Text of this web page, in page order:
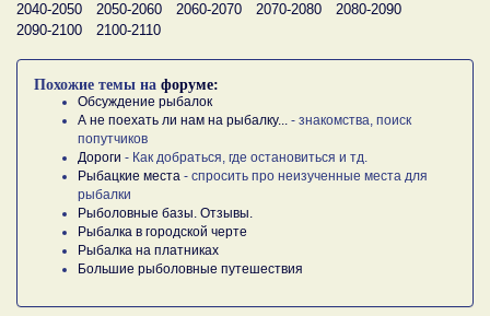
2040-2050
2050-2060 2060-2070 2070-2080
2080-2090
2090-2100
2100-2110
Похожие темы на форуме:
Обсуждение рыбалок
А не поехать ли нам на рыбалку... - знакомства, поиск
попутчиков
Дороги - Как добраться, где остановиться и тд.
Рыбацкие места - спросить про неизученные места для
рыбалки
Рыболовные базы. Отзывы.
Рыбалка в городской черте
Рыбалка на платниках
Большие рыболовные путешествия